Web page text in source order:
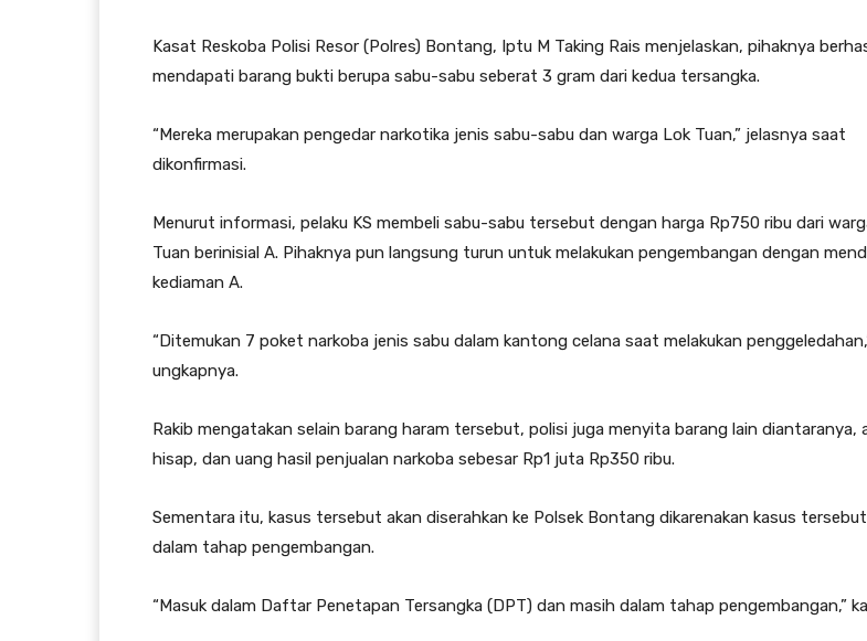
Kasat Reskoba Polisi Resor (Polres) Bontang, Iptu M Taking Rais menjelaskan, pihaknya
mendapati barang bukti berupa sabu-sabu seberat 3 gram dari kedua tersangka.
“Mereka merupakan pengedar narkotika jenis sabu-sabu dan warga Lok Tuan,” jelasnya saat
dikonfirmasi.
Menurut informasi, pelaku KS membeli sabu-sabu tersebut dengan harga Rp750 ribu dari
Tuan berinisial A. Pihaknya pun langsung turun untuk melakukan pengembangan dengan
kediaman A.
“Ditemukan 7 poket narkoba jenis sabu dalam kantong celana saat melakukan
ungkapnya.
Rakib mengatakan selain barang haram tersebut, polisi juga menyita barang lain diantaranya,
hisap, dan uang hasil penjualan narkoba sebesar Rp1 juta Rp350 ribu.
Sementara itu, kasus tersebut akan diserahkan ke Polsek Bontang dikarenakan kasus
dalam tahap pengembangan.
“Masuk dalam Daftar Penetapan Tersangka (DPT) dan masih dalam tahap pengembangan,”